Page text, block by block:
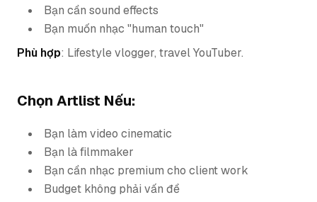
Bạn cần sound effects
Bạn muốn nhạc "human touch"
Phù hợp: Lifestyle vlogger, travel YouTuber.
Chọn Artlist Nếu:
Bạn làm video cinematic
Bạn là filmmaker
Bạn cần nhạc premium cho client work
Budget không phải vấn đề